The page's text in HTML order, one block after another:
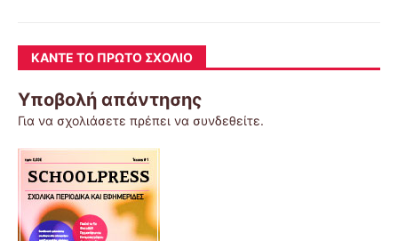
ΚΆΝΤΕ ΤΟ ΠΡΏΤΟ ΣΧΌΛΙΟ
Υποβολή απάντησης
Για να σχολιάσετε πρέπει να συνδεθείτε.